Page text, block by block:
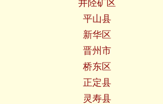
井陉矿区
平山县
新华区
晋州市
桥东区
正定县
灵寿县